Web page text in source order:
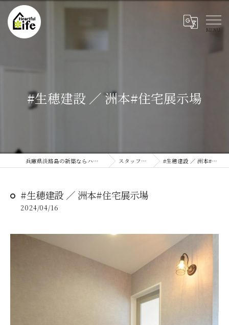
#生穂建設 ／ 洲本#住宅展示場
兵庫県淡路島の新築ならハートフルライフ スタッフブログ #生穂建設 ／ 洲本#住宅展示場
#生穂建設 ／ 洲本#住宅展示場
2024/04/16